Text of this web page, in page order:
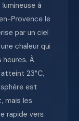
à
Provence le
par un ciel
chaleur qui
À
23°C,
est
mais les
rapide vers